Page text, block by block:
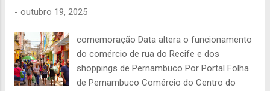
- outubro 19, 2025
comemoração Data altera o funcionamento
do comércio de rua do Recife e dos
shoppings de Pernambuco Por Portal Folha
de Pernambuco Comércio do Centro do